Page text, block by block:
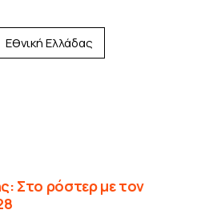
Εθνική Ελλάδας
Στο ρόστερ με τον